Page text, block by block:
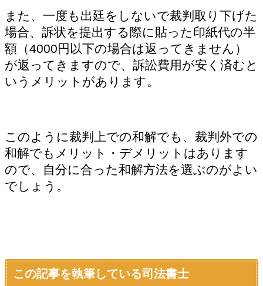
また、一度も出廷をしないで裁判取り下げた
場合、訴状を提出する際に貼った印紙代の半
額（4000円以下の場合は返ってきません）
が返ってきますので、訴訟費用が安く済むと
いうメリットがあります。
このように裁判上での和解でも、裁判外での
和解でもメリット・デメリットはあります
ので、自分に合った和解方法を選ぶのがよい
でしょう。
この記事を執筆している司法書士